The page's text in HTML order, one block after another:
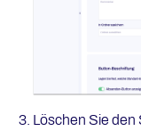
Löschen Sie